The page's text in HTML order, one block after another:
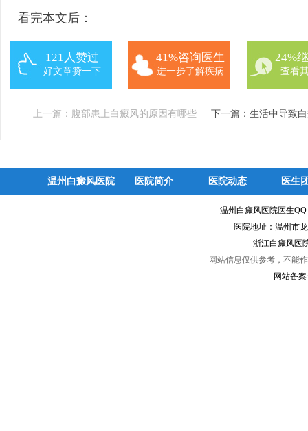
看完本文后：
121人赞过
好文章赞一下
41%咨询医生
进一步了解疾病
24%
查看
上一篇： 腹部患上白癜风的原因有哪些 下一篇：生活中导致
温州白癜风医院 医院简介 医院动态 医生
温州白癜风医院医生
医院地址：温州市
浙江白癜风医
网站信息仅供参考，不能
网站备